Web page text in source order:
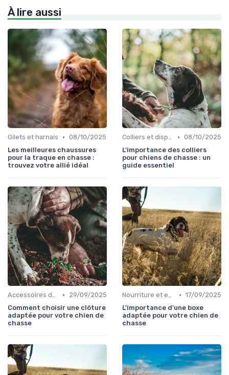
À lire aussi
Gilets et harnais • 08/10/2025
Les meilleures chaussures
pour la traque en chasse :
trouvez votre allié idéal
Colliers et dispositifs de suivi • 08/10/2025
L'importance des colliers
pour chiens de chasse : un
guide essentiel
Accessoires de transport •
29/09/2025
Comment choisir une clôture
adaptée pour votre chien de
chasse
Nourriture et eau en déplacement • 17/09/2025
L'importance d'une boxe
adaptée pour votre chien de
chasse